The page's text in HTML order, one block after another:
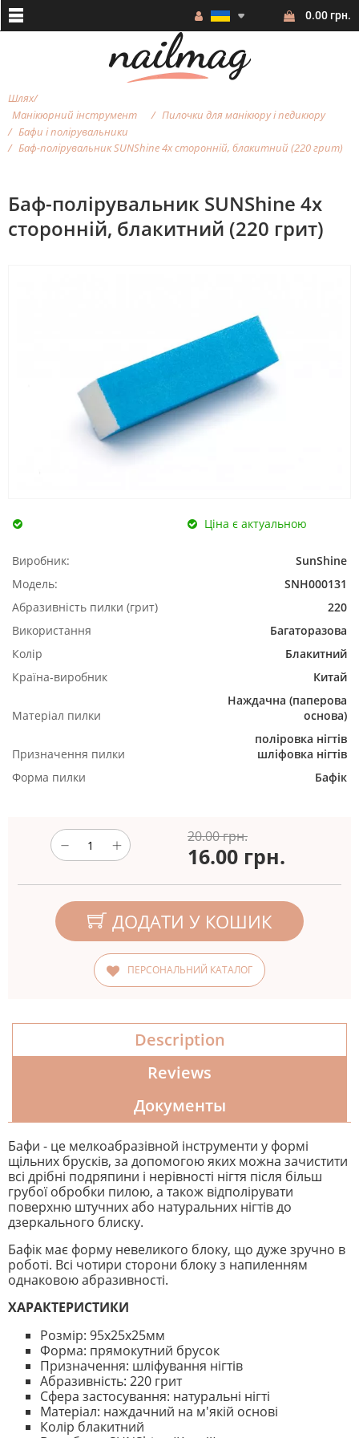
0.00 грн.
Шлях
Манікюрний інструмент
Пилочки для манікюру і педикюру
Бафи і полірувальники
Баф-полірувальник SUNShine 4х сторонній, блакитний (220 грит)
Баф-полірувальник SUNShine 4х
сторонній, блакитний (220 грит)
Ціна є актуальною
Виробник:
SunShine
Модель:
SNH000131
Абразивність пилки (грит)
220
Використання
Багаторазова
Колір
Блакитний
Країна-виробник
Китай
Матеріал пилки
Наждачна (паперова
основа)
Призначення пилки
поліровка нігтів
шліфовка нігтів
Форма пилки
Бафік
20.00 грн.
16.00 грн.
ДОДАТИ У КОШИК
ПЕРСОНАЛЬНИЙ КАТАЛОГ
Description
Reviews
Документы
Бафи - це мелкоабразівной інструменти у формі
щільних брусків, за допомогою яких можна зачистити
всі дрібні подряпини і нерівності нігтя після більш
грубої обробки пилою, а також відполірувати
поверхню штучних або натуральних нігтів до
дзеркального блиску.
Бафік має форму невеликого блоку, що дуже зручно в
роботі. Всі чотири сторони блоку з напиленням
однаковою абразивності.
ХАРАКТЕРИСТИКИ
Розмір: 95х25х25мм
Форма: прямокутний брусок
Призначення: шліфування нігтів
Абразивність: 220 грит
Сфера застосування: натуральні нігті
Матеріал: наждачний на м'якій основі
Колір блакитний